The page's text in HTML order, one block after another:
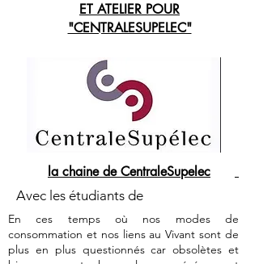
ET ATELIER POUR
"CENTRALESUPELEC"
la chaine de CentraleSupelec
Avec les étudiants de
En ces temps où nos modes de
consommation et nos liens au Vivant sont de
plus en plus questionnés car obsolètes et